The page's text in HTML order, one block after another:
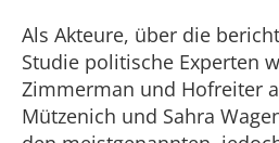
Als Akteure, über die
Studie politische Experten
Zimmerman und Hofreiter
Mützenich und Sahra